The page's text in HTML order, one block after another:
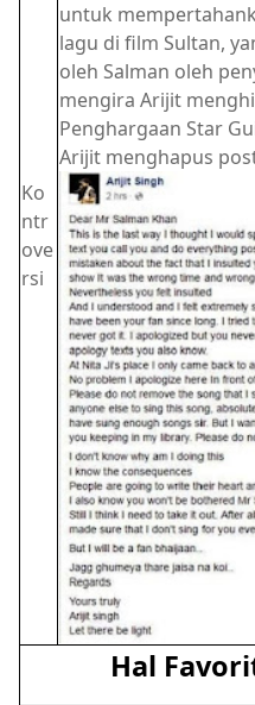
Ko
ntr
ove
rsi
untuk
lagu di film Sultan,
oleh Salman oleh
mengira Arijit
Penghargaan Star
Arijit menghapus
Hal